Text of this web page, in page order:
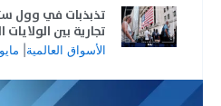
تذبذبات في وول
تجارية بين
الأسواق العالمية مايو 10,